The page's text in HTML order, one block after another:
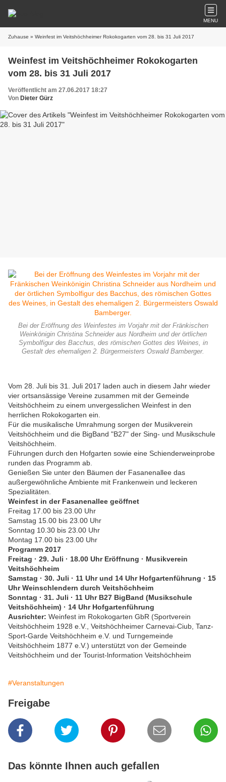
MENU
Zuhause » Weinfest im Veitshöchheimer Rokokogarten vom 28. bis 31 Juli 2017
Weinfest im Veitshöchheimer Rokokogarten
vom 28. bis 31 Juli 2017
Veröffentlicht am 27.06.2017 18:27
Von Dieter Gürz
Bei der Eröffnung des Weinfestes im Vorjahr mit der Fränkischen
Weinkönigin Christina Schneider aus Nordheim und der örtlichen
Symbolfigur des Bacchus, des römischen Gottes des Weines, in
Gestalt des ehemaligen 2. Bürgermeisters Oswald Bamberger.
Vom 28. Juli bis 31. Juli 2017 laden auch in diesem Jahr wieder
vier ortsansässige Vereine zusammen mit der Gemeinde
Veitshöchheim zu einem unvergesslichen Weinfest in den
herrlichen Rokokogarten ein.
Für die musikalische Umrahmung sorgen der Musikverein
Veitshöchheim und die BigBand "B27" der Sing- und Musikschule
Veitshöchheim.
Führungen durch den Hofgarten sowie eine Schienderweinprobe
runden das Programm ab.
Genießen Sie unter den Bäumen der Fasanenallee das
außergewöhnliche Ambiente mit Frankenwein und leckeren
Spezialitäten.
Weinfest in der Fasanenallee geöffnet
Freitag 17.00 bis 23.00 Uhr
Samstag 15.00 bis 23.00 Uhr
Sonntag 10.30 bis 23.00 Uhr
Montag 17.00 bis 23.00 Uhr
Programm 2017
Freitag · 29. Juli · 18.00 Uhr Eröffnung · Musikverein
Veitshöchheim
Samstag · 30. Juli · 11 Uhr und 14 Uhr Hofgartenführung · 15
Uhr Weinschlendern durch Veitshöchheim
Sonntag · 31. Juli · 11 Uhr B27 BigBand (Musikschule
Veitshöchheim) · 14 Uhr Hofgartenführung
Ausrichter: Weinfest im Rokokogarten GbR (Sportverein
Veitshöchheim 1928 e.V., Veitshöchheimer Carnevai-Ciub, Tanz-
Sport-Garde Veitshöchheim e.V. und Turngemeinde
Veitshöchheim 1877 e.V.) unterstützt von der Gemeinde
Veitshöchheim und der Tourist-lnformation Veitshöchheim
#Veranstaltungen
Freigabe
Das könnte Ihnen auch gefallen